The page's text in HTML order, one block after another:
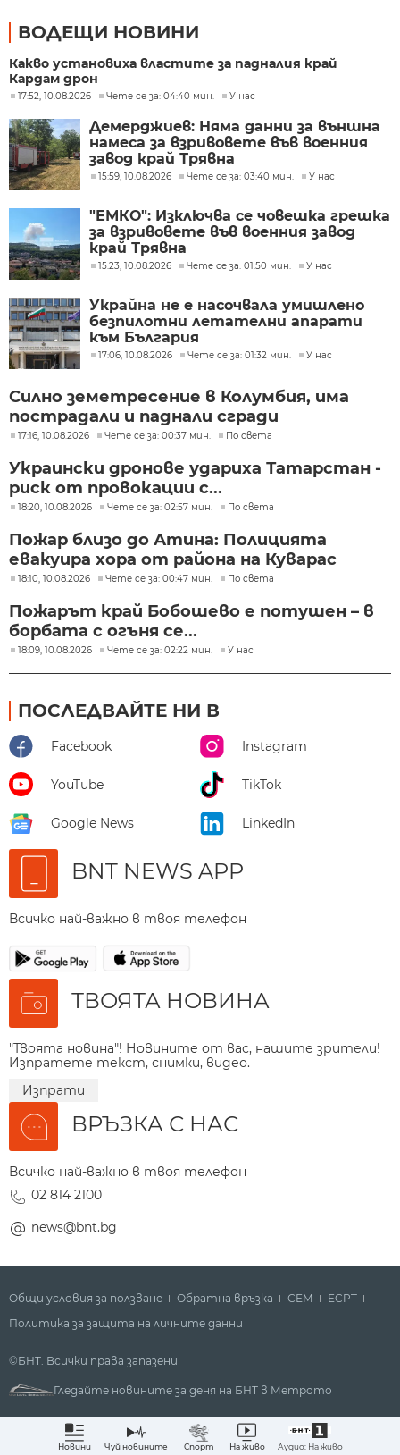
ВОДЕЩИ НОВИНИ
Какво установиха властите за падналия край
Кардам дрон
17:52, 10.08.2026 Чете се за: 04:40 мин. У нас
Демерджиев: Няма данни за външна
намеса за взривовете във военния
завод край Трявна
15:59, 10.08.2026 Чете се за: 03:40 мин. У нас
"ЕМКО": Изключва се човешка грешка
за взривовете във военния завод
край Трявна
15:23, 10.08.2026 Чете се за: 01:50 мин. У нас
Украйна не е насочвала умишлено
безпилотни летателни апарати
към България
17:06, 10.08.2026 Чете се за: 01:32 мин. У нас
Силно земетресение в Колумбия, има
пострадали и паднали сгради
17:16, 10.08.2026 Чете се за: 00:37 мин. По света
Украински дронове удариха Татарстан -
риск от провокации с...
18:20, 10.08.2026 Чете се за: 02:57 мин. По света
Пожар близо до Атина: Полицията
евакуира хора от района на Куварас
18:10, 10.08.2026 Чете се за: 00:47 мин. По света
Пожарът край Бобошево е потушен – в
борбата с огъня се...
18:09, 10.08.2026 Чете се за: 02:22 мин. У нас
ПОСЛЕДВАЙТЕ НИ В
Facebook Instagram
YouTube TikTok
Google News LinkedIn
BNT NEWS APP
Всичко най-важно в твоя телефон
ТВОЯТА НОВИНА
"Твоята новина"! Новините от вас, нашите зрители!
Изпратете текст, снимки, видео.
Изпрати
ВРЪЗКА С НАС
Всичко най-важно в твоя телефон
02 814 2100
news@bnt.bg
Новини Чуй новините Спорт На живо Аудио: На живо
Общи условия за ползване Обратна връзка СЕМ
ECPT
Политика за защита на личните данни
©БНТ. Всички права запазени
Гледайте новините за деня на БНТ в Метрото